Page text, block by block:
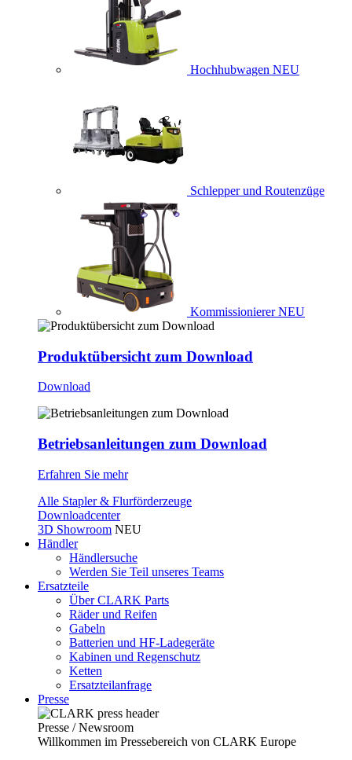
Hochhubwagen NEU
Schlepper und Routenzüge
Kommissionierer NEU
Produktübersicht zum Download
Download
Betriebsanleitungen zum Download
Erfahren Sie mehr
Alle Stapler & Flurförderzeuge
Downloadcenter
3D Showroom NEU
Händler
Händlersuche
Werden Sie Teil unseres Teams
Ersatzteile
Über CLARK Parts
Räder und Reifen
Gabeln
Batterien und HF-Ladegeräte
Kabinen und Regenschutz
Ketten
Ersatzteilanfrage
Presse
Presse / Newsroom
Willkommen im Pressebereich von CLARK Europe